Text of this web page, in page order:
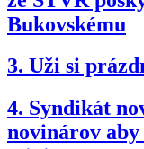
Bukovskému
3. Uži si
4. Syndikát
novinárov